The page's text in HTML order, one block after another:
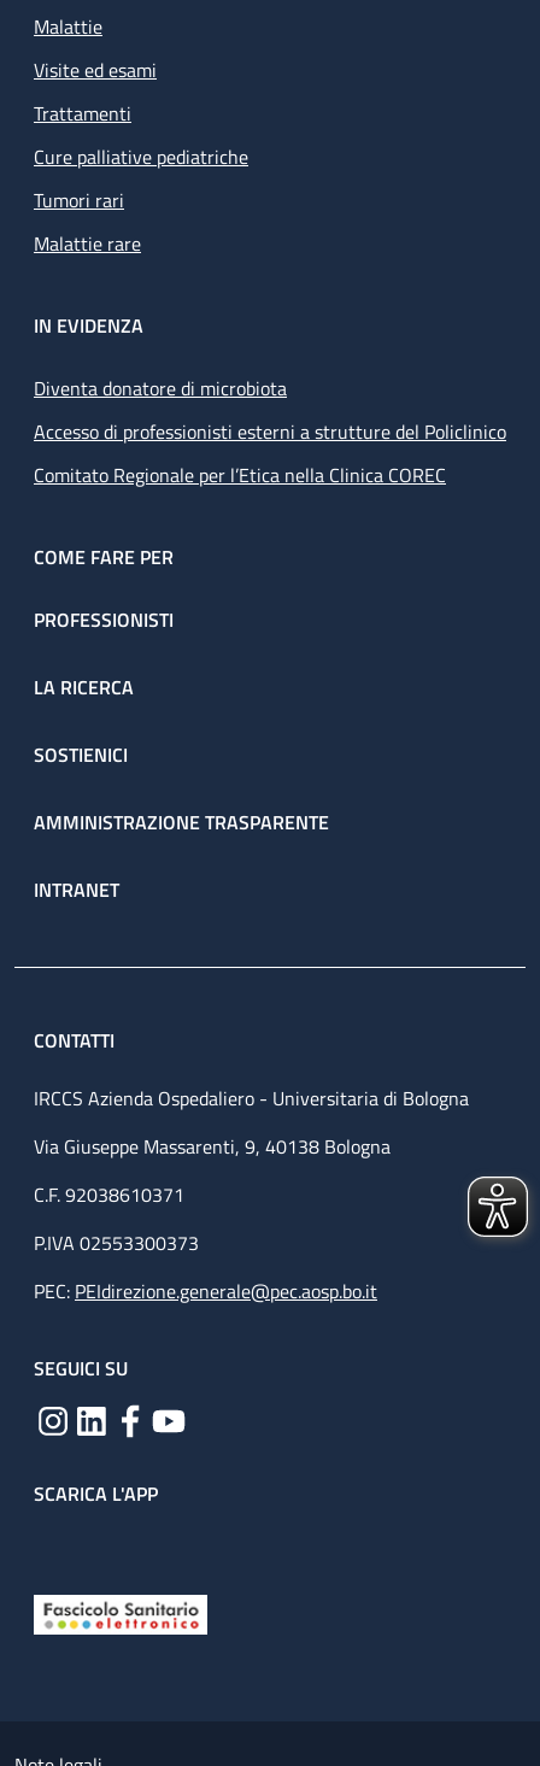
Malattie
Visite ed esami
Trattamenti
Cure palliative pediatriche
Tumori rari
Malattie rare
IN EVIDENZA
Diventa donatore di microbiota
Accesso di professionisti esterni a strutture del Policlinico
Comitato Regionale per l’Etica nella Clinica COREC
COME FARE PER
PROFESSIONISTI
LA RICERCA
SOSTIENICI
AMMINISTRAZIONE TRASPARENTE
INTRANET
CONTATTI
IRCCS Azienda Ospedaliero - Universitaria di Bologna
Via Giuseppe Massarenti, 9, 40138 Bologna
C.F. 92038610371
P.IVA 02553300373
PEC: PEIdirezione.generale@pec.aosp.bo.it
SEGUICI SU
SCARICA L'APP
Small prints